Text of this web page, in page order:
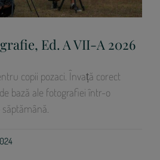
Ed. A VII-A 2026
copii pozaci. Învață corect
bază ale fotografiei într-o